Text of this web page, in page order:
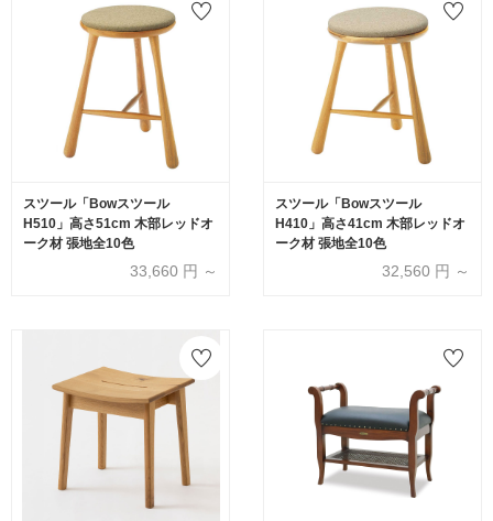
スツール「Bowスツール
H510」高さ51cm 木部レッドオ
ーク材 張地全10色
33,660 円 ～
スツール「Bowスツール
H410」高さ41cm 木部レッドオ
ーク材 張地全10色
32,560 円 ～